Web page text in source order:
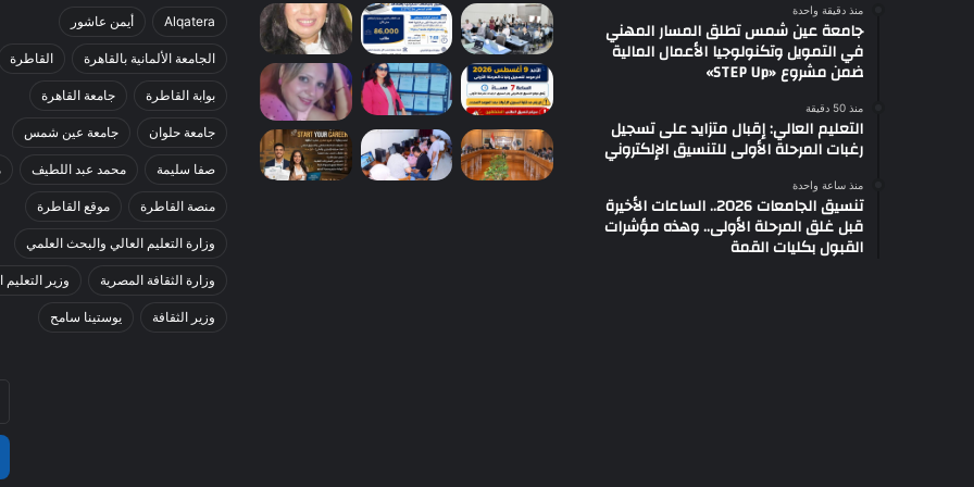
منذ دقيقة واحدة
جامعة عين شمس تطلق المسار المهني
في التمويل وتكنولوجيا الأعمال المالية
ضمن مشروع «STEP Up»
منذ 50 دقيقة
التعليم العالي: إقبال متزايد على تسجيل
رغبات المرحلة الأولى للتنسيق الإلكتروني
منذ ساعة واحدة
تنسيق الجامعات 2026.. الساعات الأخيرة
قبل غلق المرحلة الأولى.. وهذه مؤشرات
القبول بكليات القمة
Alqatera أيمن عاشور
الجامعة الألمانية بالقاهرة القاطرة
بوابة القاطرة جامعة القاهرة
جامعة حلوان جامعة عين شمس
صفا سليمة محمد عبد اللطيف
منصة القاطرة موقع القاطرة
وزارة التعليم العالي والبحث العلمي
وزارة الثقافة المصرية وزير التعليم
وزير الثقافة يوستينا سامح